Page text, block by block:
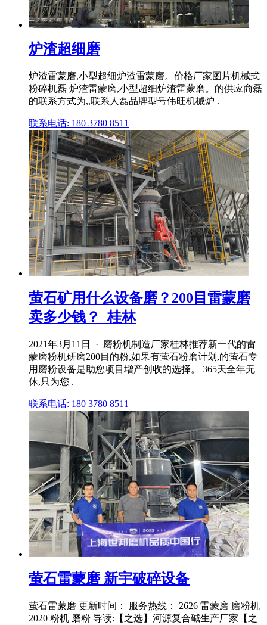
炉渣超细磨
炉渣雷蒙磨,小型超细炉渣雷蒙磨。价格厂家图片机械式
粉碎机磊 炉渣雷蒙磨,小型超细炉渣雷蒙磨。的供应商磊
的联系方式为,,联系人磊品牌型号伟旺机械炉 .
联系电话: 180 3780 8511
萤石矿用什么设备磨？200目雷蒙磨
卖多少钱？_桂林
2021年3月11日 · 磨粉机制造厂家桂林推荐新一代的雷
蒙磨粉机研磨200目的粉,如果有萤石粉磨计划,的萤石专
用磨粉设备是助您项目增产创收的选择。 365天全年无
休,只为您 .
联系电话: 180 3780 8511
萤石雷蒙磨 新宇破碎设备
萤石雷蒙磨 更新时间： 服务热线： 2626 雷蒙磨 磨粉机
2020 粉机 磨粉 导读:【之选】河源复合碱生产厂家【之